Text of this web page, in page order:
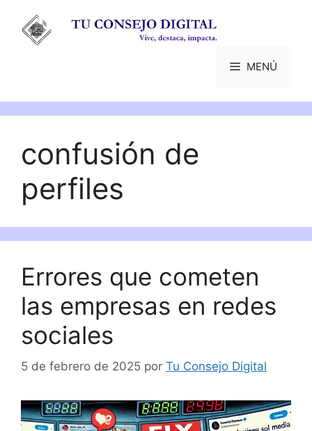
contenido
MENÚ
confusión de
perfiles
Errores que cometen
las empresas en redes
sociales
5 de febrero de 2025 por Tu Consejo Digital